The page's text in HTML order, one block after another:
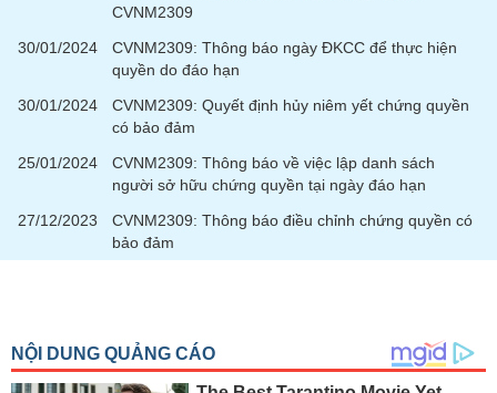
CVNM2309
30/01/2024
CVNM2309: Thông báo ngày ĐKCC để thực hiện
quyền do đáo hạn
30/01/2024
CVNM2309: Quyết định hủy niêm yết chứng quyền
có bảo đảm
25/01/2024
CVNM2309: Thông báo về việc lập danh sách
người sở hữu chứng quyền tại ngày đáo hạn
27/12/2023
CVNM2309: Thông báo điều chỉnh chứng quyền có
bảo đảm
CHĂM
KHỎE